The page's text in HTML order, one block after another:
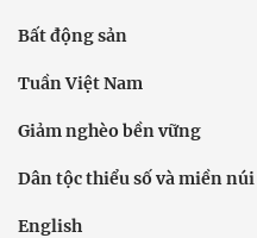
Bất động sản
Tuần Việt Nam
Giảm nghèo bền vững
Dân tộc thiểu số và miền núi
English